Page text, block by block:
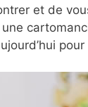
et de